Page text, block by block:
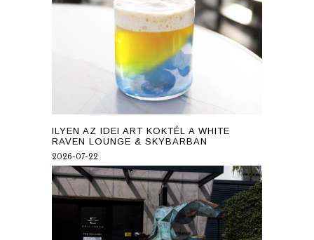
ILYEN AZ IDEI ART KOKTÉL A WHITE
RAVEN LOUNGE & SKYBARBAN
2026-07-22